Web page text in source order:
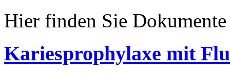
Hier finden Sie
Kariesprophylaxe mit